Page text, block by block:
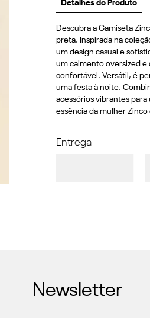
Detalhes do Produto
Descubra a Camiseta
preta. Inspirada na
um design casual e
um caimento oversized e
confortável. Versátil, é
uma festa à noite.
acessórios vibrantes
essência da mulher
Entrega
Newsletter